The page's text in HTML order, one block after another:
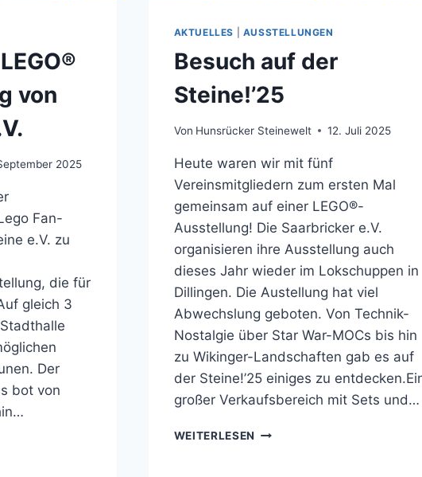
von
2025
Fan-
e.V. zu
die für
gleich 3
Der
bot von
AKTUELLES AUSSTELLUNGEN
Besuch auf der
Steine!’25
Von Hunsrücker Steinewelt 12. Juli 2025
Heute waren wir mit fünf
Vereinsmitgliedern zum ersten Mal
gemeinsam auf einer LEGO®-
Ausstellung! Die Saarbricker e.V.
organisieren ihre Ausstellung auch
dieses Jahr wieder im Lokschuppen in
Dillingen. Die Austellung hat viel
Abwechslung geboten. Von Technik-
Nostalgie über Star War-MOCs bis hin
zu Wikinger-Landschaften gab es auf
der Steine!’25 einiges zu
großer Verkaufsbereich mit Sets und…
WEITERLESEN BESUCH